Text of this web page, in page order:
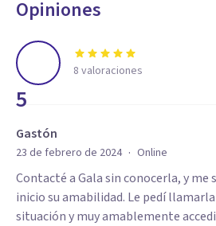
Opiniones
5
8 valoraciones
Gastón
23 de febrero de 2024 · Online
Contacté a Gala sin conocerla, y me
inicio su amabilidad. Le pedí
situación y muy amablemente